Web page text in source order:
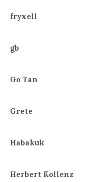
fryxell
gb
Go Tan
Grete
Habakuk
Herbert Kollenz